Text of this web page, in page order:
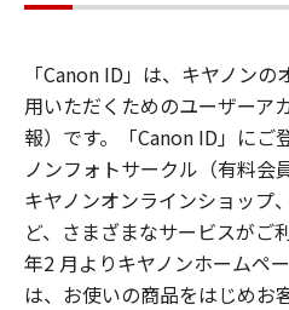
「Canon ID」は、キヤノン
用いただくためのユーザーア
報）です。「Canon ID」にご
ノンフォトサークル（有料会
キヤノンオンラインショップ
ど、さまざまなサービスがご
年2 月よりキヤノンホームペ
は、お使いの商品をはじめお